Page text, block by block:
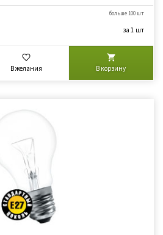
больше 100 шт
за 1 шт
В желания В корзину